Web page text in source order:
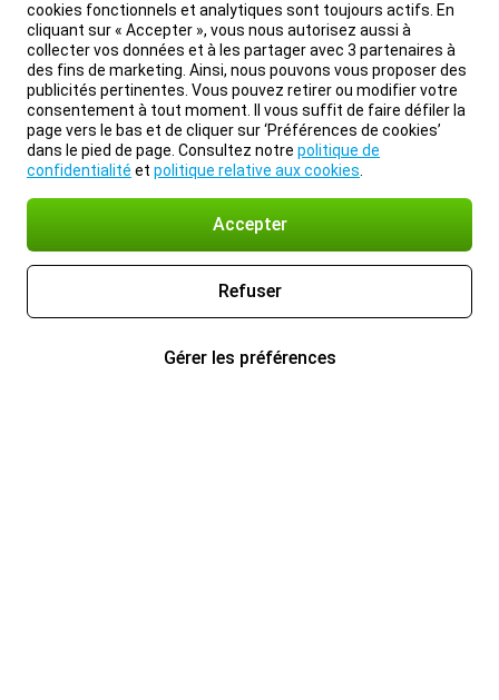
cookies fonctionnels et analytiques sont toujours actifs. En
cliquant sur « Accepter », vous nous autorisez aussi à
collecter vos données et à les partager avec 3 partenaires à
des fins de marketing. Ainsi, nous pouvons vous proposer des
publicités pertinentes. Vous pouvez retirer ou modifier votre
consentement à tout moment. Il vous suffit de faire défiler la
page vers le bas et de cliquer sur ‘Préférences de cookies’
dans le pied de page. Consultez notre politique de
confidentialité et politique relative aux cookies
Accepter
Refuser
Gérer les préférences